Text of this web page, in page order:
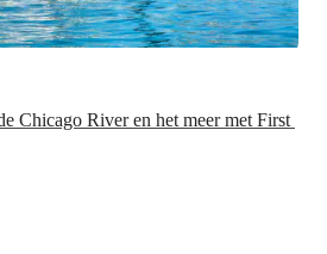
Chicago River en het meer met First